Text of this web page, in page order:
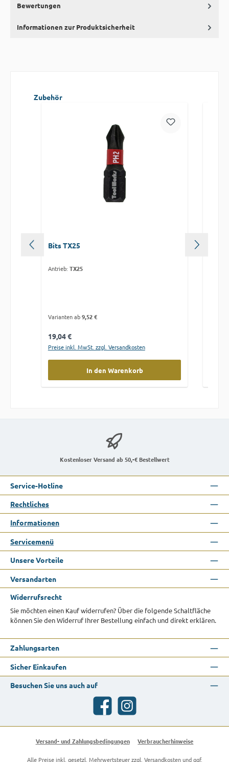
Bewertungen
Informationen zur Produktsicherheit
Produktgalerie überspringen
Zubehör
Bits TX25
Antrieb: TX25
Varianten ab9,52 €
Regulärer Preis:
19,04 €
Preise inkl. MwSt. zzgl. Versandkosten
In den Warenkorb
Kostenloser Versand ab 50,-€ Bestellwert
Service-Hotline
Rechtliches
Informationen
Servicemenü
Unsere Vorteile
Versandarten
Widerrufsrecht
Sie möchten einen Kauf widerrufen? Über die folgende Schaltfläche
können Sie den Widerruf Ihrer Bestellung einfach und direkt erklären.
Zahlungsarten
Sicher Einkaufen
Besuchen Sie uns auch auf
Facebook Instagram
Versand- und Zahlungsbedingungen Verbraucherhinweise
Alle Preise inkl. gesetzl. Mehrwertsteuer zzgl. Versandkostenund ggf.